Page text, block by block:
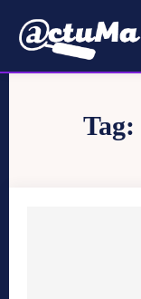
Tag: